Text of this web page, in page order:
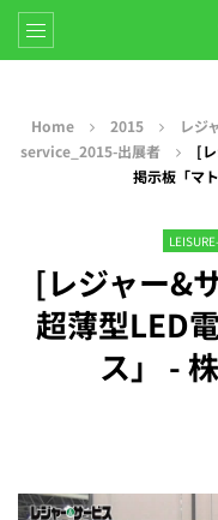
Home 2015 レジ
service_2015-出展者
[
掲示板「マ
[レジャー&
超薄型LED
ス」 -